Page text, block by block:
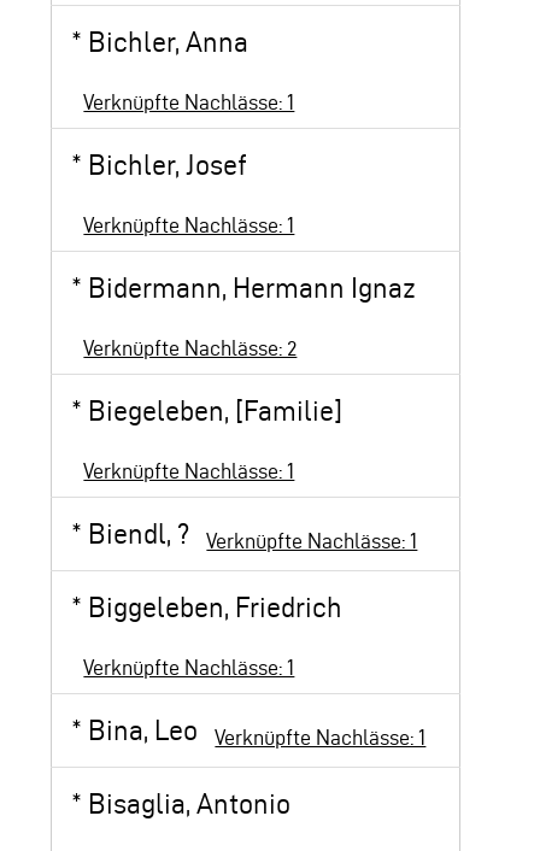
* Bichler, Anna
Verknüpfte Nachlässe: 1
* Bichler, Josef
Verknüpfte Nachlässe: 1
* Bidermann, Hermann Ignaz
Verknüpfte Nachlässe: 2
* Biegeleben, [Familie]
Verknüpfte Nachlässe: 1
* Biendl, ? Verknüpfte Nachlässe: 1
* Biggeleben, Friedrich
Verknüpfte Nachlässe: 1
* Bina, Leo Verknüpfte Nachlässe: 1
* Bisaglia, Antonio